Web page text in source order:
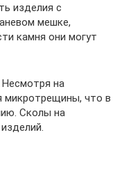
изделия с
мешке,
камня они могут
на
микротрещины, что в
Сколы на